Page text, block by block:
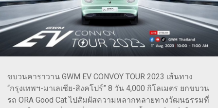
ขบวนคาราวาน GWM EV CONVOY TOUR 2023 เส้นทาง
“กรุงเทพฯ-มาเลเซีย-สิงคโปร์” 8 วัน 4,000 กิโลเมตร ยกขบวน
รถ ORA Good Cat ไปสัมผัสความหลากหลายทางวัฒนธรรมที่